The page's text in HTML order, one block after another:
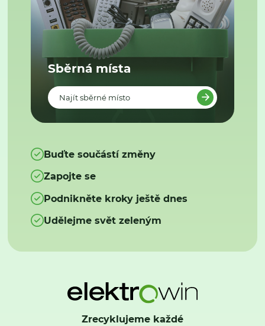
Sběrná místa
Najít sběrné místo
Buďte součástí změny
Zapojte se
Podnikněte kroky ještě dnes
Udělejme svět zeleným
Zrecyklujeme každé